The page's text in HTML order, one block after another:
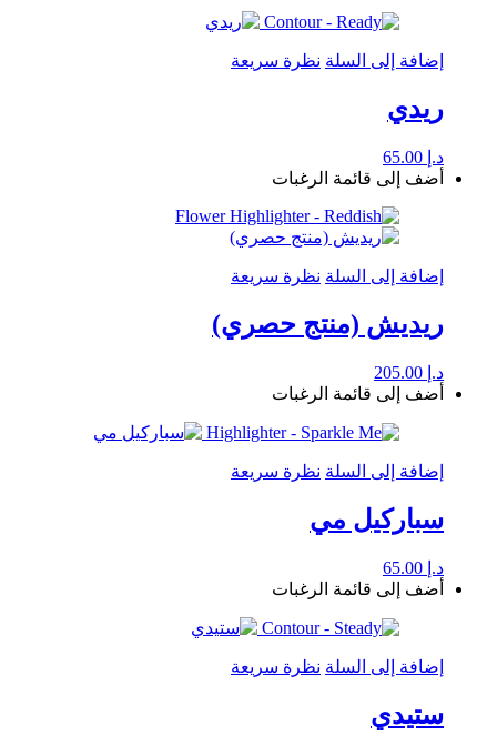
إضافة إلى السلة نظرة سريعة
ريدي
د.إ
أضف إلى قائمة الرغبات
إضافة إلى السلة نظرة سريعة
ريديش (منتج حصري)
د.إ
أضف إلى قائمة الرغبات
إضافة إلى السلة نظرة سريعة
سباركيل مي
د.إ
أضف إلى قائمة الرغبات
إضافة إلى السلة نظرة سريعة
ستيدي